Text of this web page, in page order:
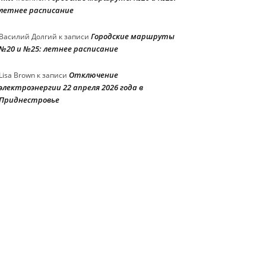
расписание
Долгий к записи Городские маршруты
и №25: летнее расписание
Brown к записи Отключение
22 апреля 2026 года в